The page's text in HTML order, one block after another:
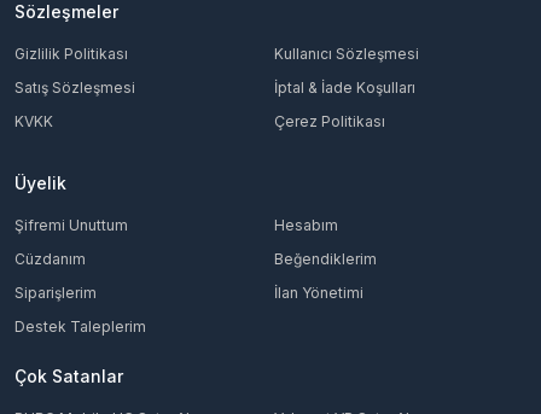
Sözleşmeler
Gizlilik Politikası
Kullanıcı Sözleşmesi
Satış Sözleşmesi
İptal & İade Koşulları
KVKK
Çerez Politikası
Üyelik
Şifremi Unuttum
Hesabım
Cüzdanım
Beğendiklerim
Siparişlerim
İlan Yönetimi
Destek Taleplerim
Çok Satanlar